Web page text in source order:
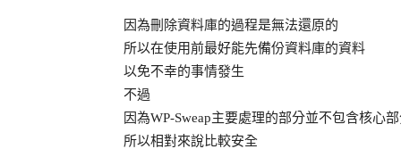
因為刪除資料庫的過程是無法還原的
所以在使用前最好能先備份資料庫的資料
以免不幸的事情發生
不過
因為WP-Sweap主要處理的部分並不包含核心
所以相對來說比較安全